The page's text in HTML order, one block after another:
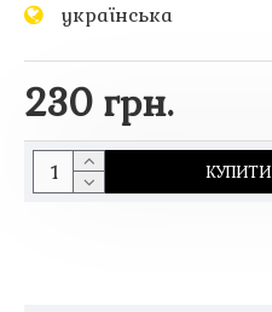
230 грн.
українська
КУПИТИ